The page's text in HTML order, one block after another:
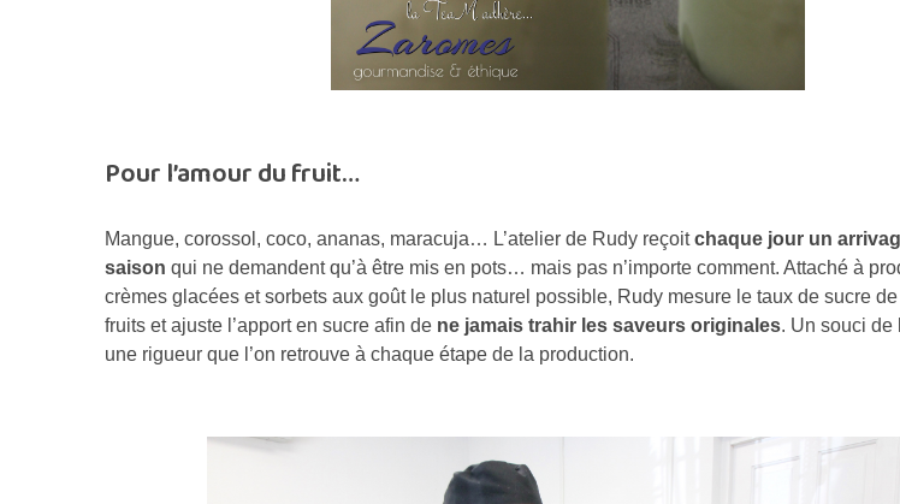
Pour l’amour du fruit…
Mangue, corossol, coco, ananas, maracuja… L’atelier de Rudy reçoitchaque jour un
saison qui ne demandent qu’à être mis en pots… mais pas n’importe comment. Attaché à
crèmes glacées et sorbets aux goût le plus naturel possible, Rudy mesure le taux de sucre
fruits et ajuste l’apport en sucre afin de ne jamais trahir les saveurs originales. Un souci de
une rigueur que l’on retrouve à chaque étape de la production.